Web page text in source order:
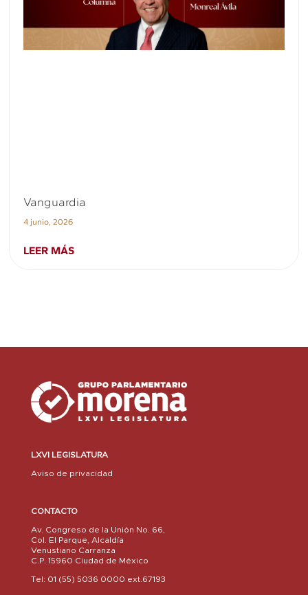
Vanguardia
4 junio, 2026
LEER MÁS
LXVI LEGISLATURA
Aviso de privacidad
CONTACTO
Av. Congreso de la Unión No. 66,
Col. El Parque, Alcaldía
Venustiano Carranza
C.P. 15960 Ciudad de México
Tel: 01 (55) 5036 0000 ext.67193